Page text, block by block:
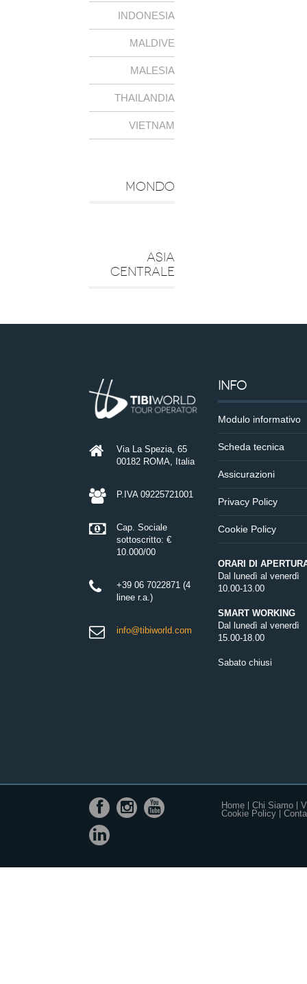
INDONESIA
MALDIVE
MALESIA
THAILANDIA
VIETNAM
MONDO
ASIA
CENTRALE
Via La Spezia, 65
00182 ROMA, Italia
P.IVA 09225721001
Cap. Sociale
sottoscritto: €
10.000/00
+39 06 7022871 (4
linee r.a.)
info@tibiworld.com
INFO
Modulo informativo
Scheda tecnica
Assicurazioni
Privacy Policy
Cookie Policy
ORARI DI
Dal lunedì al venerdì
10.00-13.00
SMART WORKING
Dal lunedì al venerdì
15.00-18.00
Sabato chiusi
Home Chi Siamo
Cookie Policy